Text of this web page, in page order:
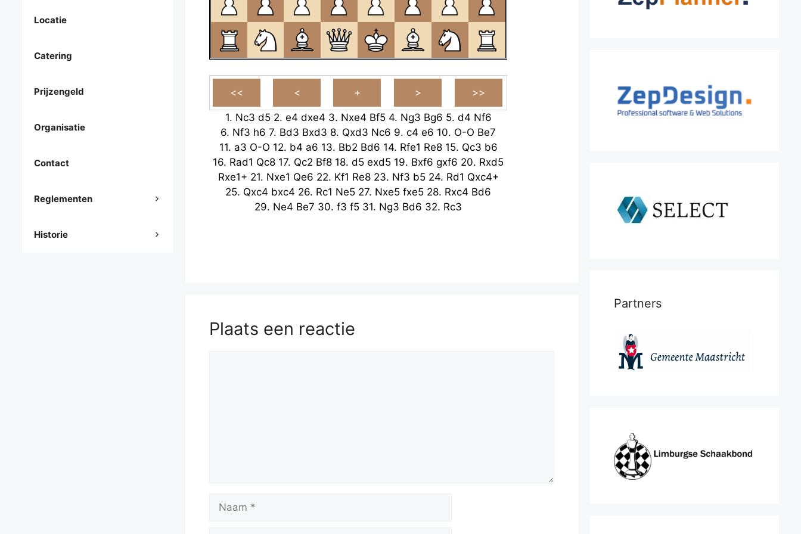
1. Nc3 d5 2. e4 dxe4 3. Nxe4 Bf5 4. Ng3 Bg6 5. d4 Nf6
6. Nf3 h6 7. Bd3 Bxd3 8. Qxd3 Nc6 9. c4 e6 10. O-O Be7
11. a3 O-O 12. b4 a6 13. Bb2 Bd6 14. Rfe1 Re8 15. Qc3 b6
16. Rad1 Qc8 17. Qc2 Bf8 18. d5 exd5 19. Bxf6 gxf6 20. Rxd5
Rxe1+ 21. Nxe1 Qe6 22. Kf1 Re8 23. Nf3 b5 24. Rd1 Qxc4+
25. Qxc4 bxc4 26. Rc1 Ne5 27. Nxe5 fxe5 28. Rxc4 Bd6
29. Ne4 Be7 30. f3 f5 31. Ng3 Bd6 32. Rc3
Plaats een reactie
Locatie
Catering
Prijzengeld
Organisatie
Contact
Reglementen
Historie
Partners